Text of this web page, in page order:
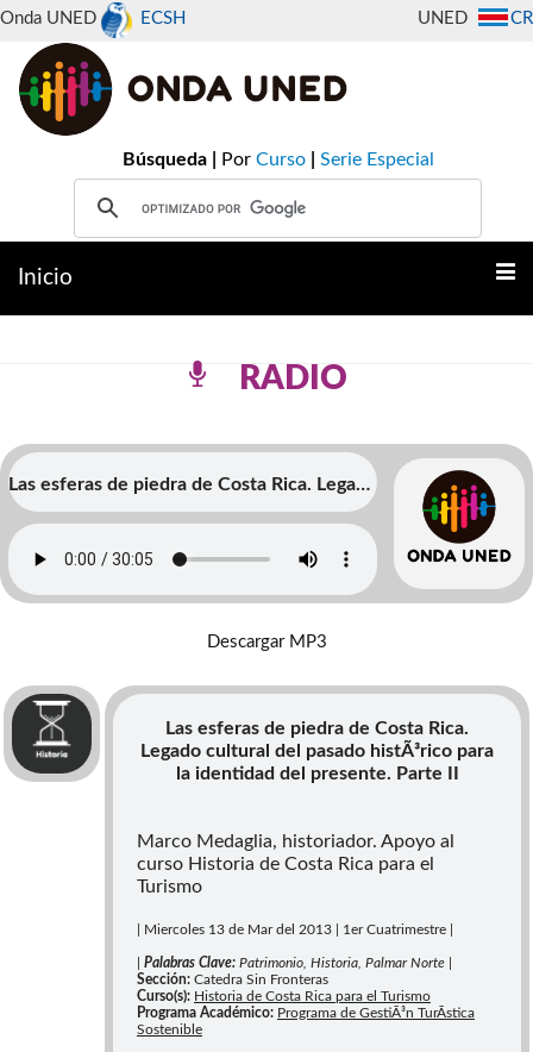
Onda UNED ECSH CR
UNED
Búsqueda | Por Curso Serie Especial
Inicio
RADIO
Las esferas de piedra de Costa Rica. Legado
cultural del pasado histÃ³rico para la
identidad del presente. Parte II
Descargar MP3
Las esferas de piedra de Costa Rica.
Legado cultural del pasado histÃ³rico para
la identidad del presente. Parte II
Marco Medaglia, historiador. Apoyo al
curso Historia de Costa Rica para el
Turismo
| Miercoles 13 de Mar del 2013 | 1er Cuatrimestre |
Palabras Clave: Patrimonio, Historia, Palmar Norte |
Sección: Catedra Sin Fronteras
Curso(s): Historia de Costa Rica para el Turismo
Programa Académico: Programa de GestiÃ³n TurÃ­stica
Sostenible